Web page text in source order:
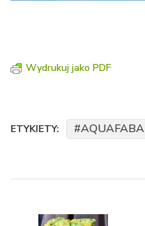
Wydrukuj jako PDF
ETYKIETY: AQUAFABA
wpisu